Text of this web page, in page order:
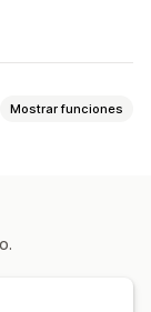
Mostrar funciones